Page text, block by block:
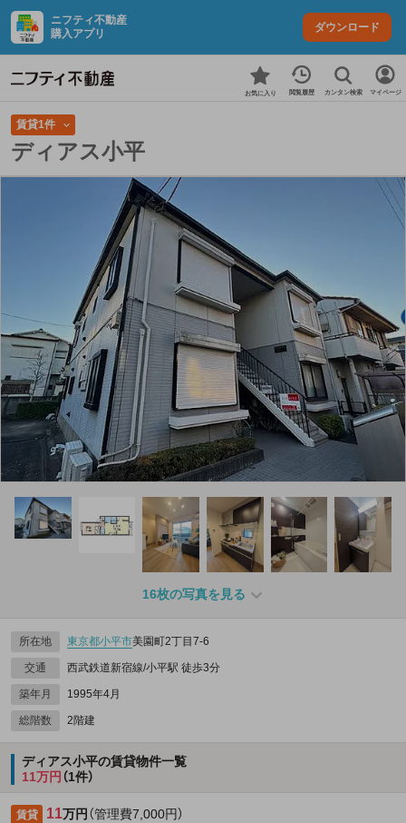
ニフティ不動産
購入アプリ
ダウンロード
お気に入り 閲覧履歴 カンタン検索 マイページ
賃貸1件
ディアス小平
16枚の写真を見る
所在地 東京都小平市美園町2丁目7-6
交通 西武鉄道新宿線/小平駅 徒歩3分
築年月 1995年4月
総階数 2階建
ディアス小平の賃貸物件一覧
11万円 （1件）
賃貸 11万円 （管理費7,000円）